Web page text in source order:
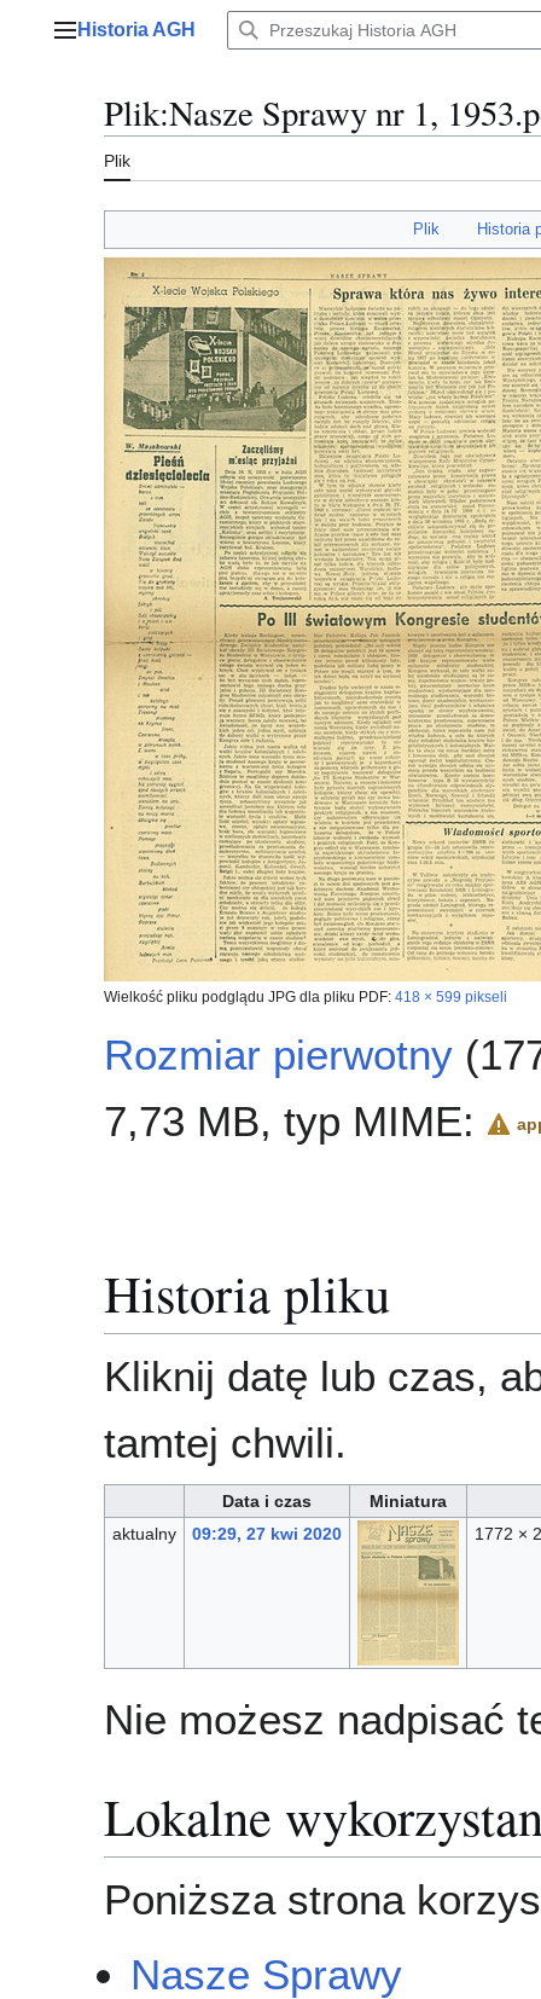
Menu główne
Historia AGH
Plik:Nasze Sprawy nr 1,
Plik
Plik Historia
Wielkość pliku podglądu JPG dla pliku PDF: 418 × 599 pikseli
Rozmiar pierwotny
7,73 MB, typ MIME:
Historia pliku
Kliknij datę lub czas,
tamtej chwili.
Data i czas
Miniatura
aktualny
09:29, 27 kwi 2020 1772 ×
Nie możesz nadpisać
Lokalne
Poniższa strona
Nasze Sprawy